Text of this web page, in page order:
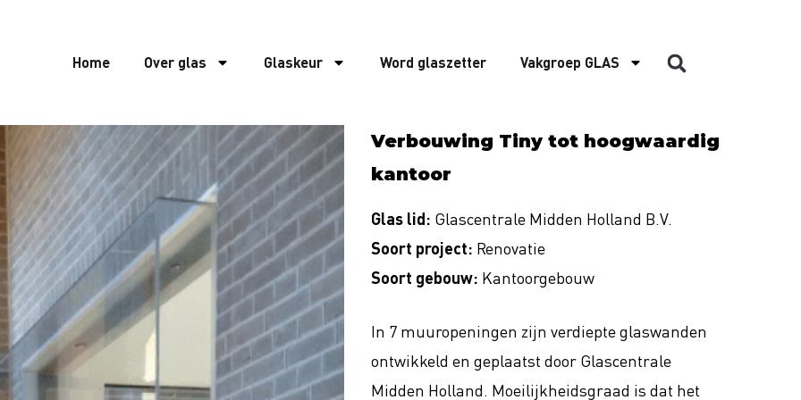
Home Over glas Glaskeur Word glaszetter Vakgroep GLAS
Verbouwing Tiny tot hoogwaardig
kantoor
Glas lid: Glascentrale Midden Holland B.V.
Soort project: Renovatie
Soort gebouw: Kantoorgebouw
In 7 muuropeningen zijn verdiepte glaswanden
ontwikkeld en geplaatst door Glascentrale
Midden Holland. Moeilijkheidsgraad is dat het